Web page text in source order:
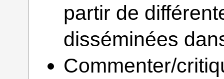
partir de
disséminées
Commenter/